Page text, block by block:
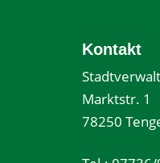
Kontakt
Marktstr. 1
78250